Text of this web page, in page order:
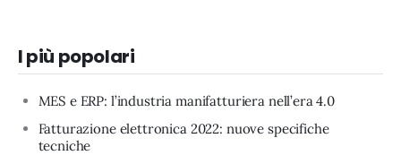
I più popolari
MES e ERP: l’industria manifatturiera nell’era 4.0
Fatturazione elettronica 2022: nuove specifiche
tecniche